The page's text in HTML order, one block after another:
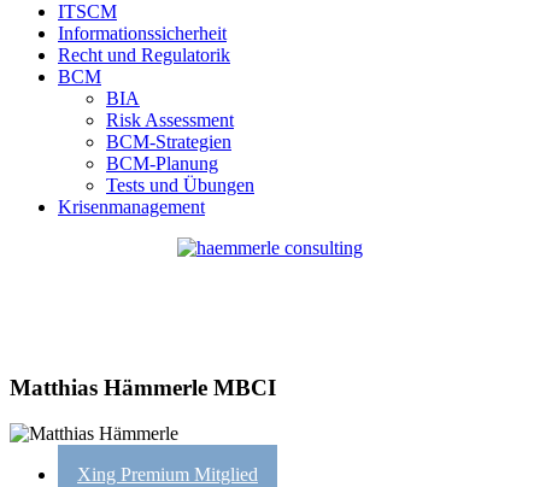
ITSCM
Informationssicherheit
Recht und Regulatorik
BCM
BIA
Risk Assessment
BCM-Strategien
BCM-Planung
Tests und Übungen
Krisenmanagement
Matthias Hämmerle MBCI
Xing Premium Mitglied